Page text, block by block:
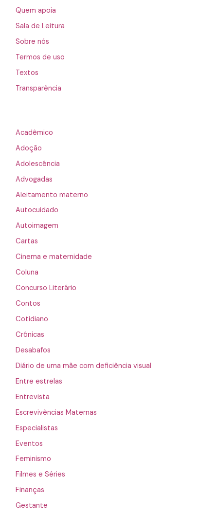
Quem apoia
Sala de Leitura
Sobre nós
Termos de uso
Textos
Transparência
Acadêmico
Adoção
Adolescência
Advogadas
Aleitamento materno
Autocuidado
Autoimagem
Cartas
Cinema e maternidade
Coluna
Concurso Literário
Contos
Cotidiano
Crônicas
Desabafos
Diário de uma mãe com deficiência visual
Entre estrelas
Entrevista
Escrevivências Maternas
Especialistas
Eventos
Feminismo
Filmes e Séries
Finanças
Gestante